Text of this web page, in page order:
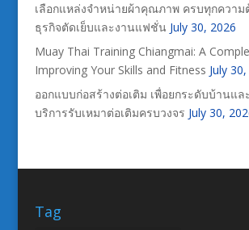
เลือกแหล่งจำหน่ายผ้าคุณภาพ ครบทุกความ
ธุรกิจตัดเย็บและงานแฟชั่น July 30, 2026
Muay Thai Training Chiangmai: A
Improving Your Skills and Fitness July
ออกแบบก่อสร้างต่อเติม เพื่อยกระดับบ้านแล
บริการรับเหมาต่อเติมครบวงจร July 30,
Tag